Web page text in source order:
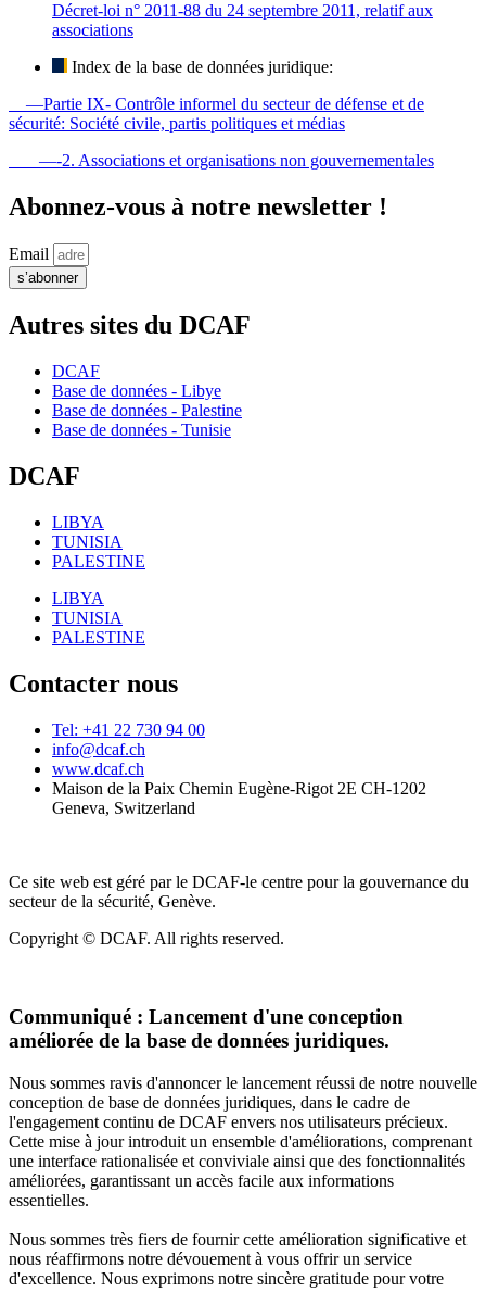
Décret-loi n° 2011-88 du 24 septembre 2011, relatif aux
associations
Index de la base de données juridique:
—Partie IX- Contrôle informel du secteur de défense et de
sécurité: Société civile, partis politiques et médias
—-2. Associations et organisations non gouvernementales
Abonnez-vous à notre newsletter !
Email
s’abonner
Autres sites du DCAF
DCAF
Base de données - Libye
Base de données - Palestine
Base de données - Tunisie
DCAF
LIBYA
TUNISIA
PALESTINE
LIBYA
TUNISIA
PALESTINE
Contacter nous
Tel: +41 22 730 94 00
info@dcaf.ch
www.dcaf.ch
Maison de la Paix Chemin Eugène-Rigot 2E CH-1202
Geneva, Switzerland
Ce site web est géré par le DCAF-le centre pour la gouvernance du
secteur de la sécurité, Genève.
Copyright © DCAF. All rights reserved.
Communiqué : Lancement d'une conception
améliorée de la base de données juridiques.
Nous sommes ravis d'annoncer le lancement réussi de notre nouvelle
conception de base de données juridiques, dans le cadre de
l'engagement continu de DCAF envers nos utilisateurs précieux.
Cette mise à jour introduit un ensemble d'améliorations, comprenant
une interface rationalisée et conviviale ainsi que des fonctionnalités
améliorées, garantissant un accès facile aux informations
essentielles.
Nous sommes très fiers de fournir cette amélioration significative et
nous réaffirmons notre dévouement à vous offrir un service
d'excellence. Nous exprimons notre sincère gratitude pour votre